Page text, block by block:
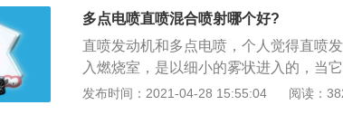
失少。但对油品要求较高，一般需要配合
多点电喷直喷混合喷射哪个好?
直喷发动机和多点电喷，个人觉得直喷
入燃烧室，是以细小的雾状进入的，当
燃烧，可提高燃烧效率20%，进气量比
发布时间：2021-04-28 15:55:04 阅读：